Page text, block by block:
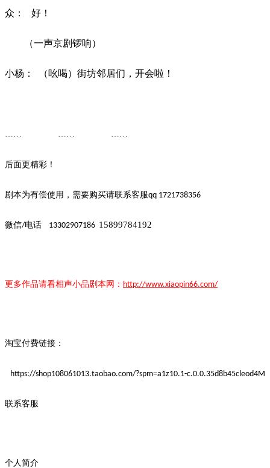
众： 好！
（一声京剧锣响）
小杨： （吆喝）街坊邻居们，开会啦！
后面更精彩！
剧本为有偿使用，需要购买请联系客服qq 1721738356
微信/电话 13302907186 15899784192
更多作品请看相声小品剧本网： http://www.xiaopin66.com/
淘宝付费链接：
https://shop108061013.taobao.com/?spm=a1z10.1-c.0.0.35d8b45cleod4M
联系客服
个人简介